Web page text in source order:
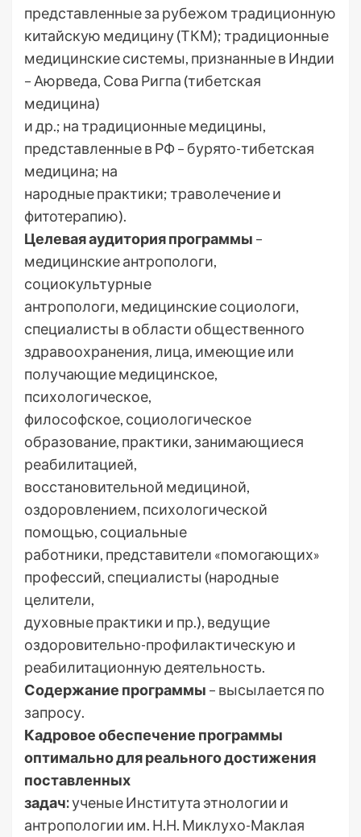
представленные за рубежом традиционную
китайскую медицину (ТКМ); традиционные
медицинские системы, признанные в Индии
– Аюрведа, Сова Ригпа (тибетская
медицина)
и др.; на традиционные медицины,
представленные в РФ – бурято-тибетская
медицина; на
народные практики; траволечение и
фитотерапию).
Целевая аудитория программы –
медицинские антропологи,
социокультурные
антропологи, медицинские социологи,
специалисты в области общественного
здравоохранения, лица, имеющие или
получающие медицинское,
психологическое,
философское, социологическое
образование, практики, занимающиеся
реабилитацией,
восстановительной медициной,
оздоровлением, психологической
помощью, социальные
работники, представители «помогающих»
профессий, специалисты (народные
целители,
духовные практики и пр.), ведущие
оздоровительно-профилактическую и
реабилитационную деятельность.
Содержание программы – высылается по
запросу.
Кадровое обеспечение программы
оптимально для реального достижения
поставленных
задач:ученые Института этнологии и
антропологии им. Н.Н. Миклухо-Маклая